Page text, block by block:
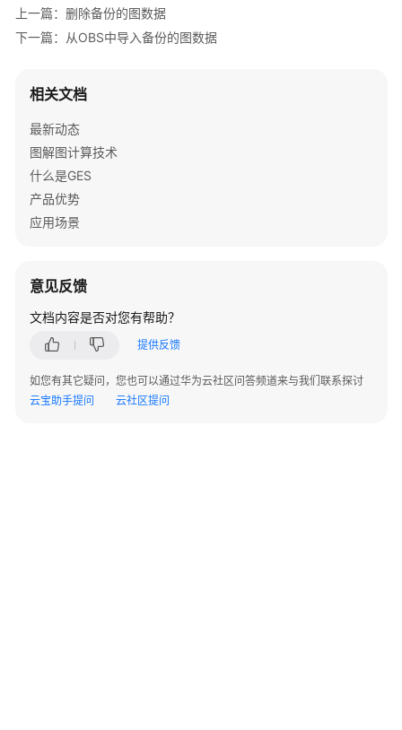
数
据
建
增
量
导
数
访
问
引
擎
编
上一篇：删除备份的图数据
下一篇：从OBS中导入备份的图数据
相关文档
最新动态
图解图计算技术
什么是GES
产品优势
应用场景
意见反馈
文档内容是否对您有帮助？
提供反馈
如您有其它疑问，您也可以通过华为云社区问答频道来与我们联系探讨
云宝助手提问
云社区提问